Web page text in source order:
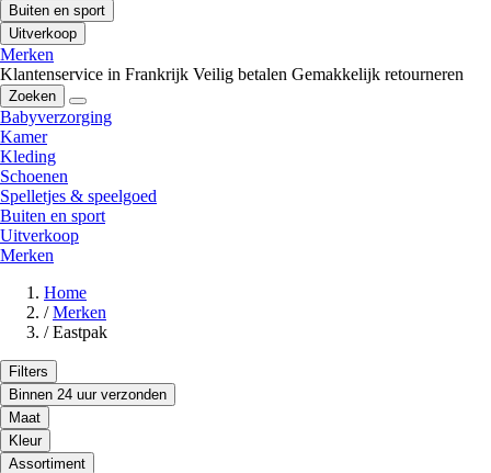
Buiten en sport
Uitverkoop
Merken
Klantenservice in Frankrijk Veilig betalen Gemakkelijk retourneren
Zoeken
Babyverzorging
Kamer
Kleding
Schoenen
Spelletjes & speelgoed
Buiten en sport
Uitverkoop
Merken
Home
/ Merken
/ Eastpak
Filters
Binnen 24 uur verzonden
Maat
Kleur
Assortiment